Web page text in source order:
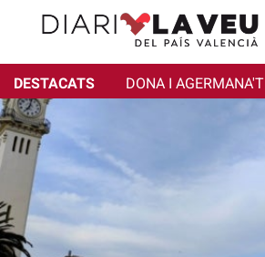
DESTACATS DONA I AGERMANA'T